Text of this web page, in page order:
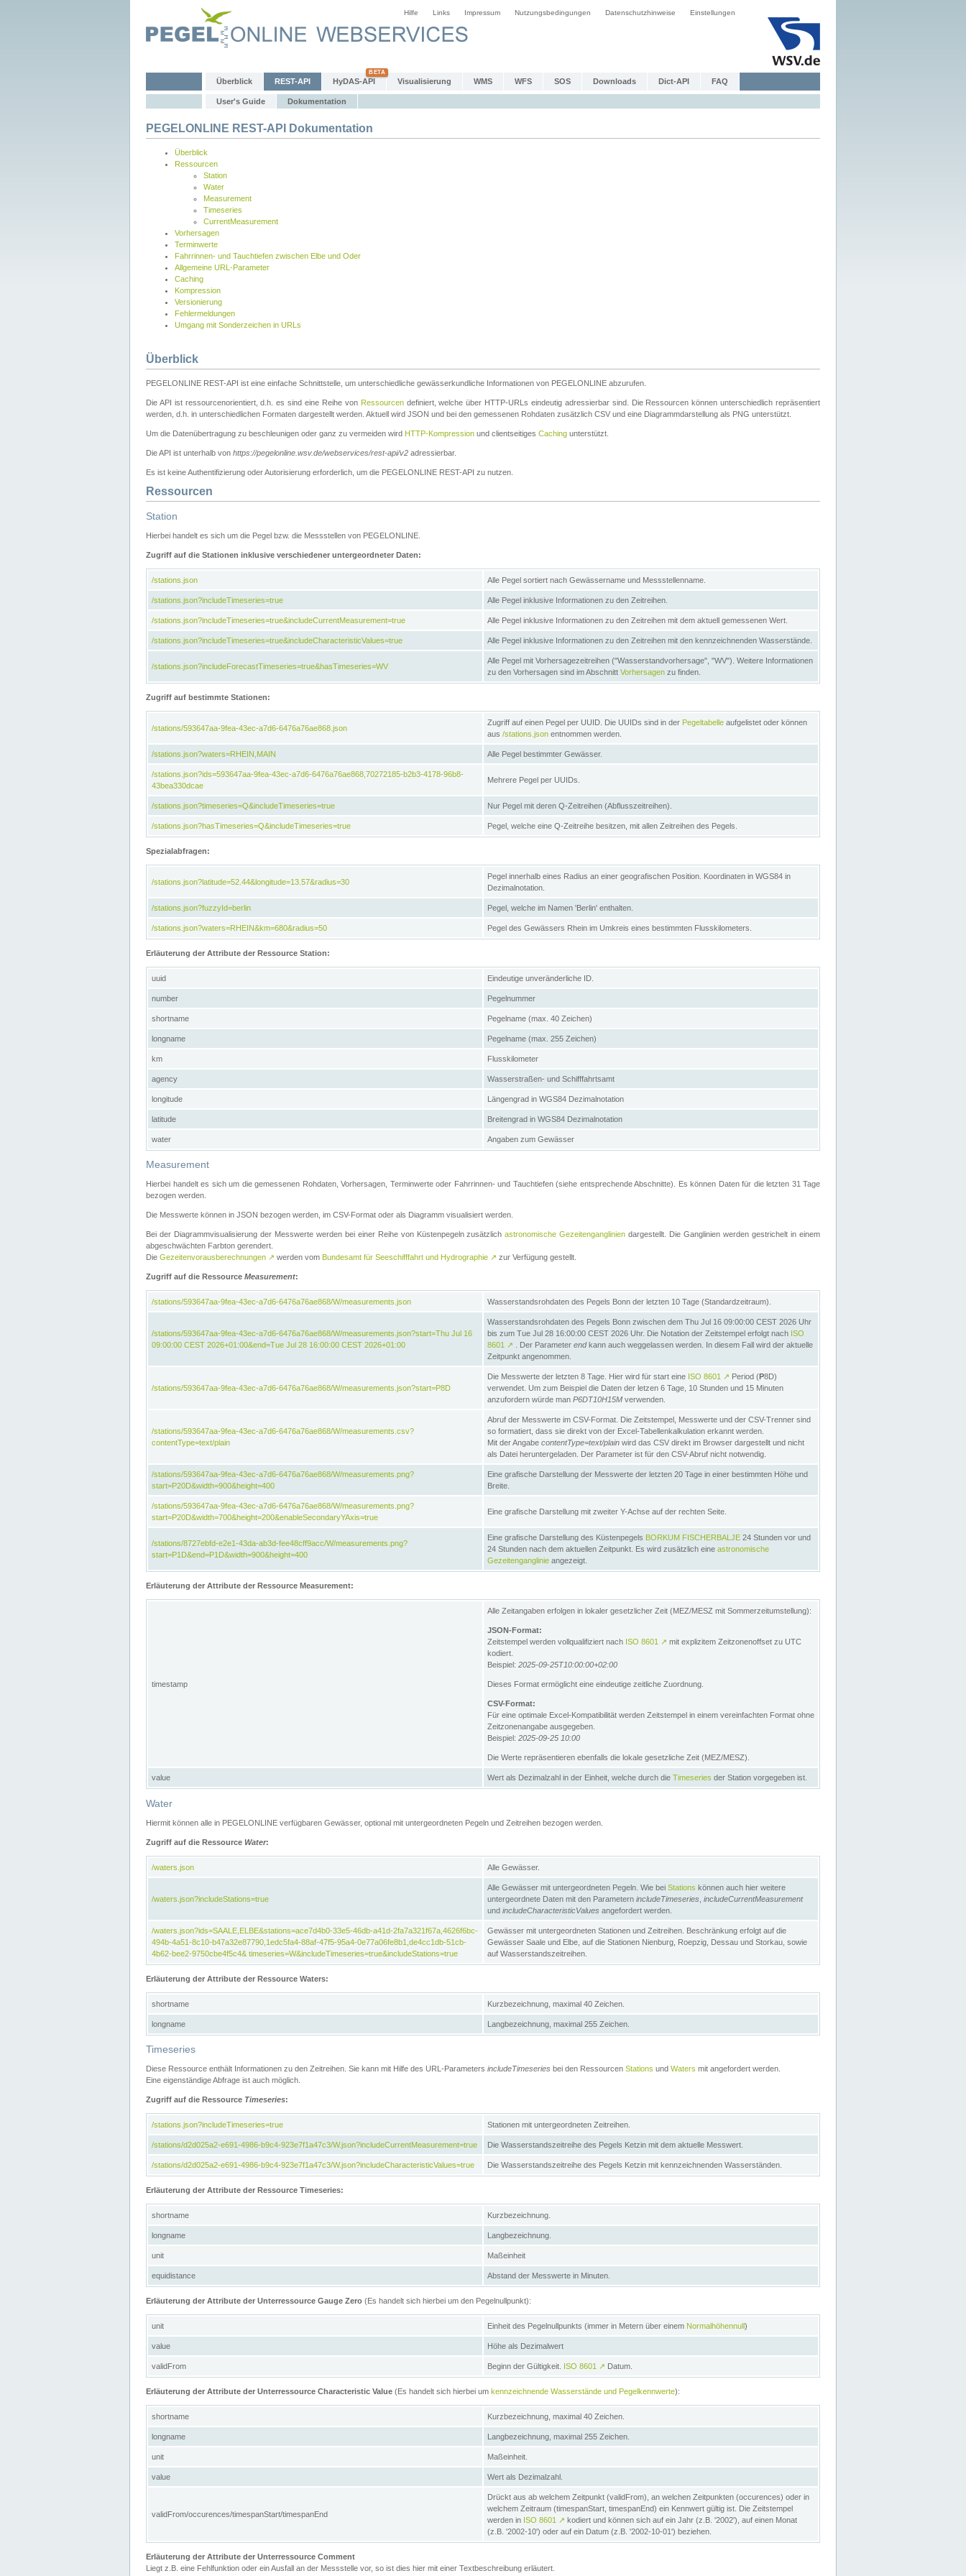
Hilfe Links Impressum Nutzungsbedingungen Datenschutzhinweise Einstellungen
Überblick REST-API HyDAS-API Visualisierung WMS WFS SOS Downloads Dict-API FAQ
User's Guide Dokumentation
PEGELONLINE REST-API Dokumentation
Überblick
Ressourcen
Station
Water
Measurement
Timeseries
CurrentMeasurement
Vorhersagen
Terminwerte
Fahrrinnen- und Tauchtiefen zwischen Elbe und Oder
Allgemeine URL-Parameter
Caching
Kompression
Versionierung
Fehlermeldungen
Umgang mit Sonderzeichen in URLs
Überblick
PEGELONLINE REST-API ist eine einfache Schnittstelle, um unterschiedliche gewässerkundliche Informationen von PEGELONLINE abzurufen.
Die API ist ressourcenorientiert, d.h. es sind eine Reihe von Ressourcendefiniert, welche über HTTP-URLs eindeutig adressierbar sind. Die Ressourcen können unterschiedlich repräsentiert
werden, d.h. in unterschiedlichen Formaten dargestellt werden. Aktuell wird JSON und bei den gemessenen Rohdaten zusätzlich CSV und eine Diagrammdarstellung als PNG unterstützt.
Um die Datenübertragung zu beschleunigen oder ganz zu vermeiden wird HTTP-Kompression und clientseitiges Caching unterstützt.
Die API ist unterhalb von https://pegelonline.wsv.de/webservices/rest-api/v2 adressierbar.
Es ist keine Authentifizierung oder Autorisierung erforderlich, um die PEGELONLINE REST-API zu nutzen.
Ressourcen
Station
Hierbei handelt es sich um die Pegel bzw. die Messstellen von PEGELONLINE.
Zugriff auf die Stationen inklusive verschiedener untergeordneter Daten:
/stations.json Alle Pegel sortiert nach Gewässername und Messstellenname.
/stations.json?includeTimeseries=true Alle Pegel inklusive Informationen zu den Zeitreihen.
/stations.json?includeTimeseries=true&includeCurrentMeasurement=true Alle Pegel inklusive Informationen zu den Zeitreihen mit dem aktuell gemessenen Wert.
/stations.json?includeTimeseries=true&includeCharacteristicValues=true Alle Pegel inklusive Informationen zu den Zeitreihen mit den kennzeichnenden Wasserstände.
/stations.json?includeForecastTimeseries=true&hasTimeseries=WV
Alle Pegel mit Vorhersagezeitreihen ("Wasserstandvorhersage", "WV"). Weitere Informationen
zu den Vorhersagen sind im Abschnitt Vorhersagen zu finden.
Zugriff auf bestimmte Stationen:
/stations/593647aa-9fea-43ec-a7d6-6476a76ae868.json
Zugriff auf einen Pegel per UUID. Die UUIDs sind in der Pegeltabelle aufgelistet oder können
aus /stations.json entnommen werden.
/stations.json?waters=RHEIN,MAIN Alle Pegel bestimmter Gewässer.
/stations.json?ids=593647aa-9fea-43ec-a7d6-6476a76ae868,70272185-b2b3-4178-96b8-
43bea330dcae
Mehrere Pegel per UUIDs.
/stations.json?timeseries=Q&includeTimeseries=true Nur Pegel mit deren Q-Zeitreihen (Abflusszeitreihen).
/stations.json?hasTimeseries=Q&includeTimeseries=true Pegel, welche eine Q-Zeitreihe besitzen, mit allen Zeitreihen des Pegels.
Spezialabfragen:
/stations.json?latitude=52.44&longitude=13.57&radius=30
Pegel innerhalb eines Radius an einer geografischen Position. Koordinaten in WGS84 in
Dezimalnotation.
/stations.json?fuzzyId=berlin Pegel, welche im Namen 'Berlin' enthalten.
/stations.json?waters=RHEIN&km=680&radius=50 Pegel des Gewässers Rhein im Umkreis eines bestimmten Flusskilometers.
Erläuterung der Attribute der Ressource Station:
uuid Eindeutige unveränderliche ID.
number Pegelnummer
shortname Pegelname (max. 40 Zeichen)
longname Pegelname (max. 255 Zeichen)
km Flusskilometer
agency Wasserstraßen- und Schifffahrtsamt
longitude Längengrad in WGS84 Dezimalnotation
latitude Breitengrad in WGS84 Dezimalnotation
water Angaben zum Gewässer
Measurement
Hierbei handelt es sich um die gemessenen Rohdaten, Vorhersagen, Terminwerte oder Fahrrinnen- und Tauchtiefen (siehe entsprechende Abschnitte). Es können Daten für die letzten 31 Tage
bezogen werden.
Die Messwerte können in JSON bezogen werden, im CSV-Format oder als Diagramm visualisiert werden.
Bei der Diagrammvisualisierung der Messwerte werden bei einer Reihe von Küstenpegeln zusätzlichastronomische Gezeitenganglinien dargestellt. Die Ganglinien werden gestrichelt in einem
abgeschwächten Farbton gerendert.
Die Gezeitenvorausberechnungen ↗ werden vom Bundesamt für Seeschifffahrt und Hydrographie ↗ zur Verfügung gestellt.
Zugriff auf die Ressource Measurement:
/stations/593647aa-9fea-43ec-a7d6-6476a76ae868/W/measurements.json Wasserstandsrohdaten des Pegels Bonn der letzten 10 Tage (Standardzeitraum).
/stations/593647aa-9fea-43ec-a7d6-6476a76ae868/W/measurements.json?start=Thu Jul 16
09:00:00 CEST 2026+01:00&end=Tue Jul 28 16:00:00 CEST 2026+01:00
Wasserstandsrohdaten des Pegels Bonn zwischen dem Thu Jul 16 09:00:00 CEST 2026 Uhr
bis zum Tue Jul 28 16:00:00 CEST 2026 Uhr. Die Notation der Zeitstempel erfolgt nach ISO
8601
↗ . Der Parameter endkann auch weggelassen werden. In diesem Fall wird der aktuelle
Zeitpunkt angenommen.
/stations/593647aa-9fea-43ec-a7d6-6476a76ae868/W/measurements.json?start=P8D
Die Messwerte der letzten 8 Tage. Hier wird für start eine ISO 8601 ↗ Period (P8D)
verwendet. Um zum Beispiel die Daten der letzen 6 Tage, 10 Stunden und 15 Minuten
anzufordern würde man P6DT10H15M verwenden.
/stations/593647aa-9fea-43ec-a7d6-6476a76ae868/W/measurements.csv?
contentType=text/plain
Abruf der Messwerte im CSV-Format. Die Zeitstempel, Messwerte und der CSV-Trenner sind
so formatiert, dass sie direkt von der Excel-Tabellenkalkulation erkannt werden.
Mit der Angabe contentType=text/plain wird das CSV direkt im Browser dargestellt und nicht
als Datei heruntergeladen. Der Parameter ist für den CSV-Abruf nicht notwendig.
/stations/593647aa-9fea-43ec-a7d6-6476a76ae868/W/measurements.png?
start=P20D&width=900&height=400
Eine grafische Darstellung der Messwerte der letzten 20 Tage in einer bestimmten Höhe und
Breite.
/stations/593647aa-9fea-43ec-a7d6-6476a76ae868/W/measurements.png?
start=P20D&width=700&height=200&enableSecondaryYAxis=true
Eine grafische Darstellung mit zweiter Y-Achse auf der rechten Seite.
/stations/8727ebfd-e2e1-43da-ab3d-fee48cff9acc/W/measurements.png?
start=P1D&end=P1D&width=900&height=400
Eine grafische Darstellung des Küstenpegels BORKUM FISCHERBALJE 24 Stunden vor und
24 Stunden nach dem aktuellen Zeitpunkt. Es wird zusätzlich eine astronomische
Gezeitenganglinie angezeigt.
Erläuterung der Attribute der Ressource Measurement:
timestamp
Alle Zeitangaben erfolgen in lokaler gesetzlicher Zeit (MEZ/MESZ mit Sommerzeitumstellung):
JSON-Format:
Zeitstempel werden vollqualifiziert nach ISO 8601 ↗ mit explizitem Zeitzonenoffset zu UTC
kodiert.
Beispiel: 2025-09-25T10:00:00+02:00
Dieses Format ermöglicht eine eindeutige zeitliche Zuordnung.
CSV-Format:
Für eine optimale Excel-Kompatibilität werden Zeitstempel in einem vereinfachten Format ohne
Zeitzonenangabe ausgegeben.
Beispiel: 2025-09-25 10:00
Die Werte repräsentieren ebenfalls die lokale gesetzliche Zeit (MEZ/MESZ).
value Wert als Dezimalzahl in der Einheit, welche durch die Timeseries der Station vorgegeben ist.
Water
Hiermit können alle in PEGELONLINE verfügbaren Gewässer, optional mit untergeordneten Pegeln und Zeitreihen bezogen werden.
Zugriff auf die Ressource Water:
/waters.json Alle Gewässer.
/waters.json?includeStations=true
Alle Gewässer mit untergeordneten Pegeln. Wie bei Stations können auch hier weitere
untergeordnete Daten mit den Parametern includeTimeseries includeCurrentMeasurement
und includeCharacteristicValues angefordert werden.
/waters.json?ids=SAALE,ELBE&stations=ace7d4b0-33e5-46db-a41d-2fa7a321f67a,4626f6bc-
494b-4a51-8c10-b47a32e87790,1edc5fa4-88af-47f5-95a4-0e77a06fe8b1,de4cc1db-51cb-
4b62-bee2-9750cbe4f5c4& timeseries=W&includeTimeseries=true&includeStations=true
Gewässer mit untergeordneten Stationen und Zeitreihen. Beschränkung erfolgt auf die
Gewässer Saale und Elbe, auf die Stationen Nienburg, Roepzig, Dessau und Storkau, sowie
auf Wasserstandszeitreihen.
Erläuterung der Attribute der Ressource Waters:
shortname Kurzbezeichnung, maximal 40 Zeichen.
longname Langbezeichnung, maximal 255 Zeichen.
Timeseries
Diese Ressource enthält Informationen zu den Zeitreihen. Sie kann mit Hilfe des URL-Parameters includeTimeseries bei den Ressourcen Stations und Waters mit angefordert werden.
Eine eigenständige Abfrage ist auch möglich.
Zugriff auf die Ressource Timeseries:
/stations.json?includeTimeseries=true Stationen mit untergeordneten Zeitreihen.
/stations/d2d025a2-e691-4986-b9c4-923e7f1a47c3/W.json?includeCurrentMeasurement=true Die Wasserstandszeitreihe des Pegels Ketzin mit dem aktuelle Messwert.
/stations/d2d025a2-e691-4986-b9c4-923e7f1a47c3/W.json?includeCharacteristicValues=true Die Wasserstandszeitreihe des Pegels Ketzin mit kennzeichnenden Wasserständen.
Erläuterung der Attribute der Ressource Timeseries:
shortname Kurzbezeichnung.
longname Langbezeichnung.
unit Maßeinheit
equidistance Abstand der Messwerte in Minuten.
Erläuterung der Attribute der Unterressource Gauge Zero (Es handelt sich hierbei um den Pegelnullpunkt):
unit Einheit des Pegelnullpunkts (immer in Metern über einem Normalhöhennull )
value Höhe als Dezimalwert
validFrom Beginn der Gültigkeit. ISO 8601 ↗ Datum.
Erläuterung der Attribute der Unterressource Characteristic Value (Es handelt sich hierbei um kennzeichnende Wasserstände und Pegelkennwerte):
shortname Kurzbezeichnung, maximal 40 Zeichen.
longname Langbezeichnung, maximal 255 Zeichen.
unit Maßeinheit.
value Wert als Dezimalzahl.
validFrom/occurences/timespanStart/timespanEnd
Drückt aus ab welchem Zeitpunkt (validFrom), an welchen Zeitpunkten (occurences) oder in
welchem Zeitraum (timespanStart, timespanEnd) ein Kennwert gültig ist. Die Zeitstempel
werden in ISO 8601 ↗ kodiert und können sich auf ein Jahr (z.B. '2002'), auf einen Monat
(z.B. '2002-10') oder auf ein Datum (z.B. '2002-10-01') beziehen.
Erläuterung der Attribute der Unterressource Comment
Liegt z.B. eine Fehlfunktion oder ein Ausfall an der Messstelle vor, so ist dies hier mit einer Textbeschreibung erläutert.